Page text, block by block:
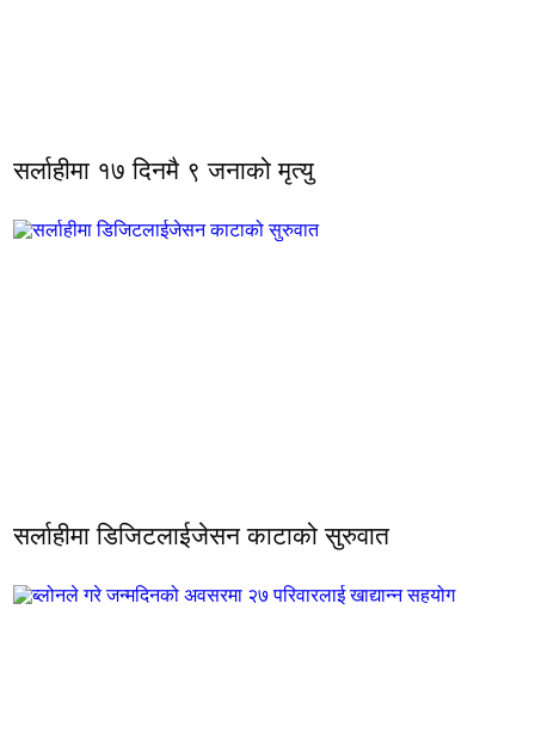
सर्लाहीमा १७ दिनमै ९ जनाको मृत्यु
सर्लाहीमा डिजिटलाईजेसन काटाको सुरुवात